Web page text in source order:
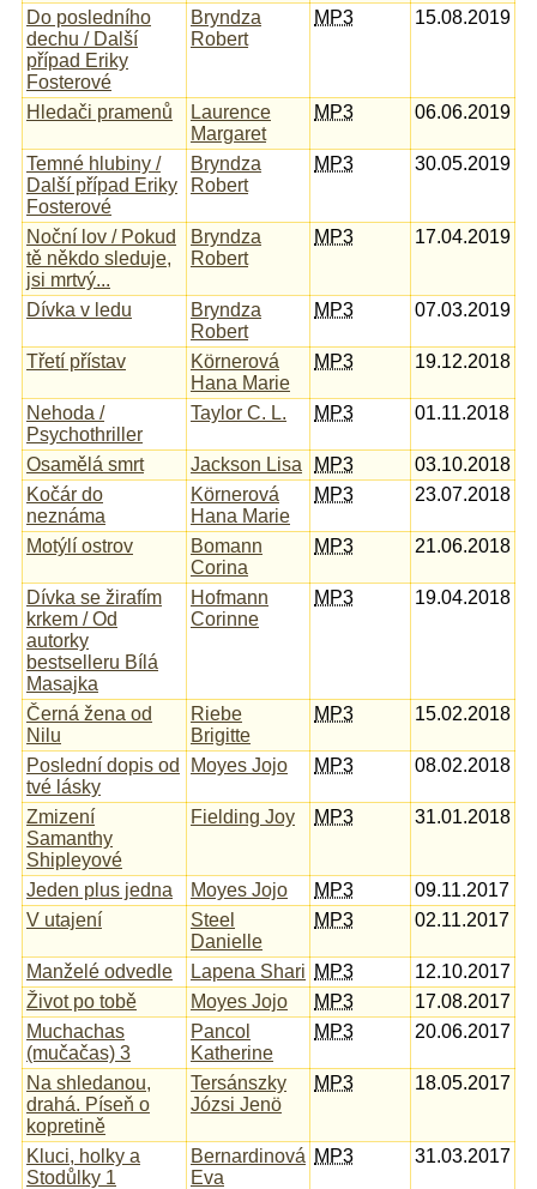
Do posledního
dechu / Další
případ Eriky
Fosterové
Bryndza
Robert
MP3 15.08.2019
Hledači pramenů
Laurence
Margaret
MP3 06.06.2019
Temné hlubiny /
Další případ Eriky
Fosterové
Bryndza
Robert
MP3 30.05.2019
Noční lov / Pokud
tě někdo sleduje,
jsi mrtvý...
Bryndza
Robert
MP3 17.04.2019
Dívka v ledu
Bryndza
Robert
MP3 07.03.2019
Třetí přístav
Körnerová
Hana Marie
MP3 19.12.2018
Nehoda /
Psychothriller
Taylor C. L. MP3 01.11.2018
Osamělá smrt Jackson Lisa MP3
03.10.2018
Kočár do
neznáma
Körnerová
Hana Marie
MP3 23.07.2018
Motýlí ostrov
Bomann
Corina
MP3 21.06.2018
Dívka se žirafím
krkem / Od
autorky
bestselleru Bílá
Masajka
Hofmann
Corinne
MP3 19.04.2018
Černá žena od
Nilu
Riebe
Brigitte
MP3 15.02.2018
Poslední dopis od
tvé lásky
Moyes Jojo MP3 08.02.2018
Zmizení
Samanthy
Shipleyové
Fielding Joy MP3 31.01.2018
Jeden plus jedna Moyes Jojo MP3
09.11.2017
V utajení
Steel
Danielle
MP3 02.11.2017
Manželé odvedle Lapena Shari MP3
12.10.2017
Život po tobě
Moyes Jojo MP3
17.08.2017
Muchachas
(mučačas) 3
Pancol
Katherine
MP3 20.06.2017
Na shledanou,
drahá. Píseň o
kopretině
Tersánszky
Józsi Jenö
MP3 18.05.2017
Kluci, holky a
Stodůlky 1
Bernardinová
Eva
MP3 31.03.2017